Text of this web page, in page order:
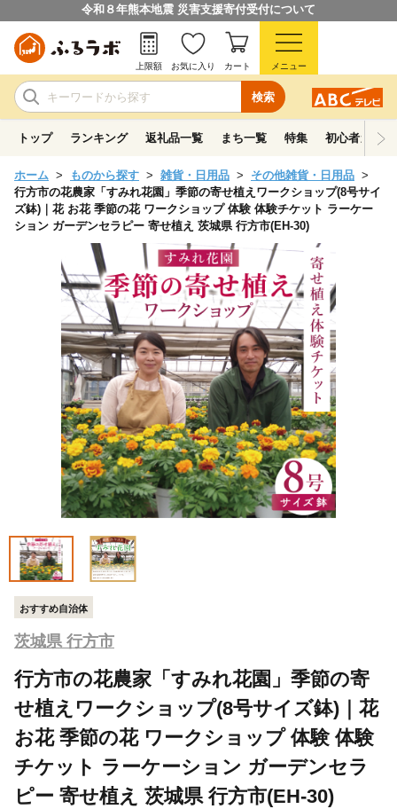
令和８年熊本地震 災害支援寄付受付について
検索
上限額 お気に入り カート メニュー
トップ ランキング 返礼品一覧 まち一覧 特集 初心者ガイド
ホーム ものから探す 雑貨・日用品
その他雑貨・日用品
行方市の花農家「すみれ花園」季節の寄せ植えワークショップ(8号サイ
ズ鉢)｜花 お花 季節の花 ワークショップ 体験 体験チケット ラーケー
ション ガーデンセラピー 寄せ植え 茨城県 行方市(EH-30)
おすすめ自治体
茨城県 行方市
行方市の花農家「すみれ花園」季節の寄
せ植えワークショップ(8号サイズ鉢)｜花
お花 季節の花 ワークショップ 体験 体験
チケット ラーケーション ガーデンセラ
ピー 寄せ植え 茨城県 行方市(EH-30)